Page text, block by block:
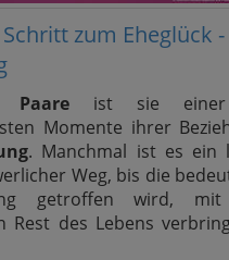
zum Eheglück
Paare ist sie
Momente ihrer
. Manchmal ist es ein
Weg, bis die
getroffen wird,
Rest des Lebens